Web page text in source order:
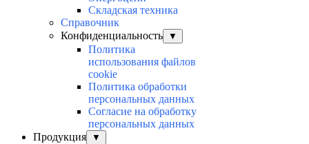
Складская техника
Справочник
Конфиденциальность
▼
Политика
использования файлов
cookie
Политика обработки
персональных данных
Согласие на обработку
персональных данных
Продукция
▼